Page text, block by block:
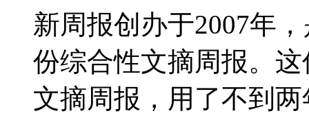
新周报创办于2007年
份综合性文摘周报。
文摘周报，用了不到